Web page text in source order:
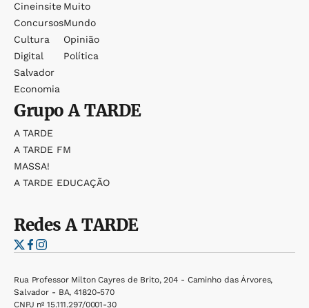
Cineinsite
Concursos
Cultura
Digital
Salvador
Economia
Muito
Mundo
Opinião
Política
GrupoA TARDE
A TARDE
A TARDE FM
MASSA!
A TARDE EDUCAÇÃO
RedesA TARDE
Rua Professor Milton Cayres de Brito, 204 - Caminho das Árvores,
Salvador - BA, 41820-570
CNPJ nº 15.111.297/0001-30